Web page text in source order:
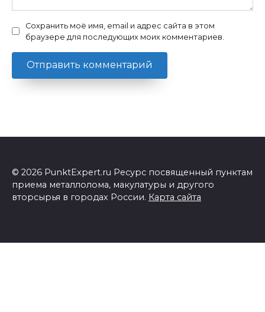
Сохранить моё имя, email и адрес сайта в этом
браузере для последующих моих комментариев.
© 2026 PunktExpert.ru Ресурс посвященный пунктам
приема металлолома, макулатуры и другого
вторсырья в городах России. Карта сайта